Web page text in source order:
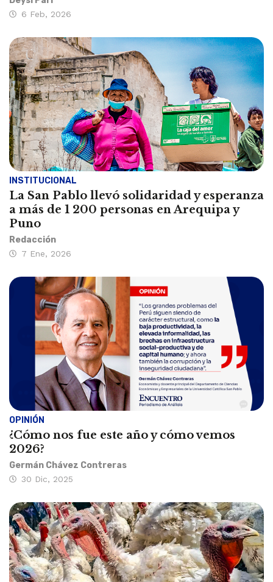
6 Feb, 2026
INSTITUCIONAL
La San Pablo llevó solidaridad y esperanza
a más de 1 200 personas en Arequipa y
Puno
Redacción
7 Ene, 2026
OPINIÓN
¿Cómo nos fue este año y cómo vemos
2026?
Germán Chávez Contreras
30 Dic, 2025